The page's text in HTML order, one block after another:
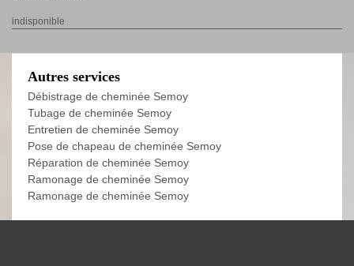
indisponible
Autres services
Débistrage de cheminée Semoy
Tubage de cheminée Semoy
Entretien de cheminée Semoy
Pose de chapeau de cheminée Semoy
Réparation de cheminée Semoy
Ramonage de cheminée Semoy
Ramonage de cheminée Semoy